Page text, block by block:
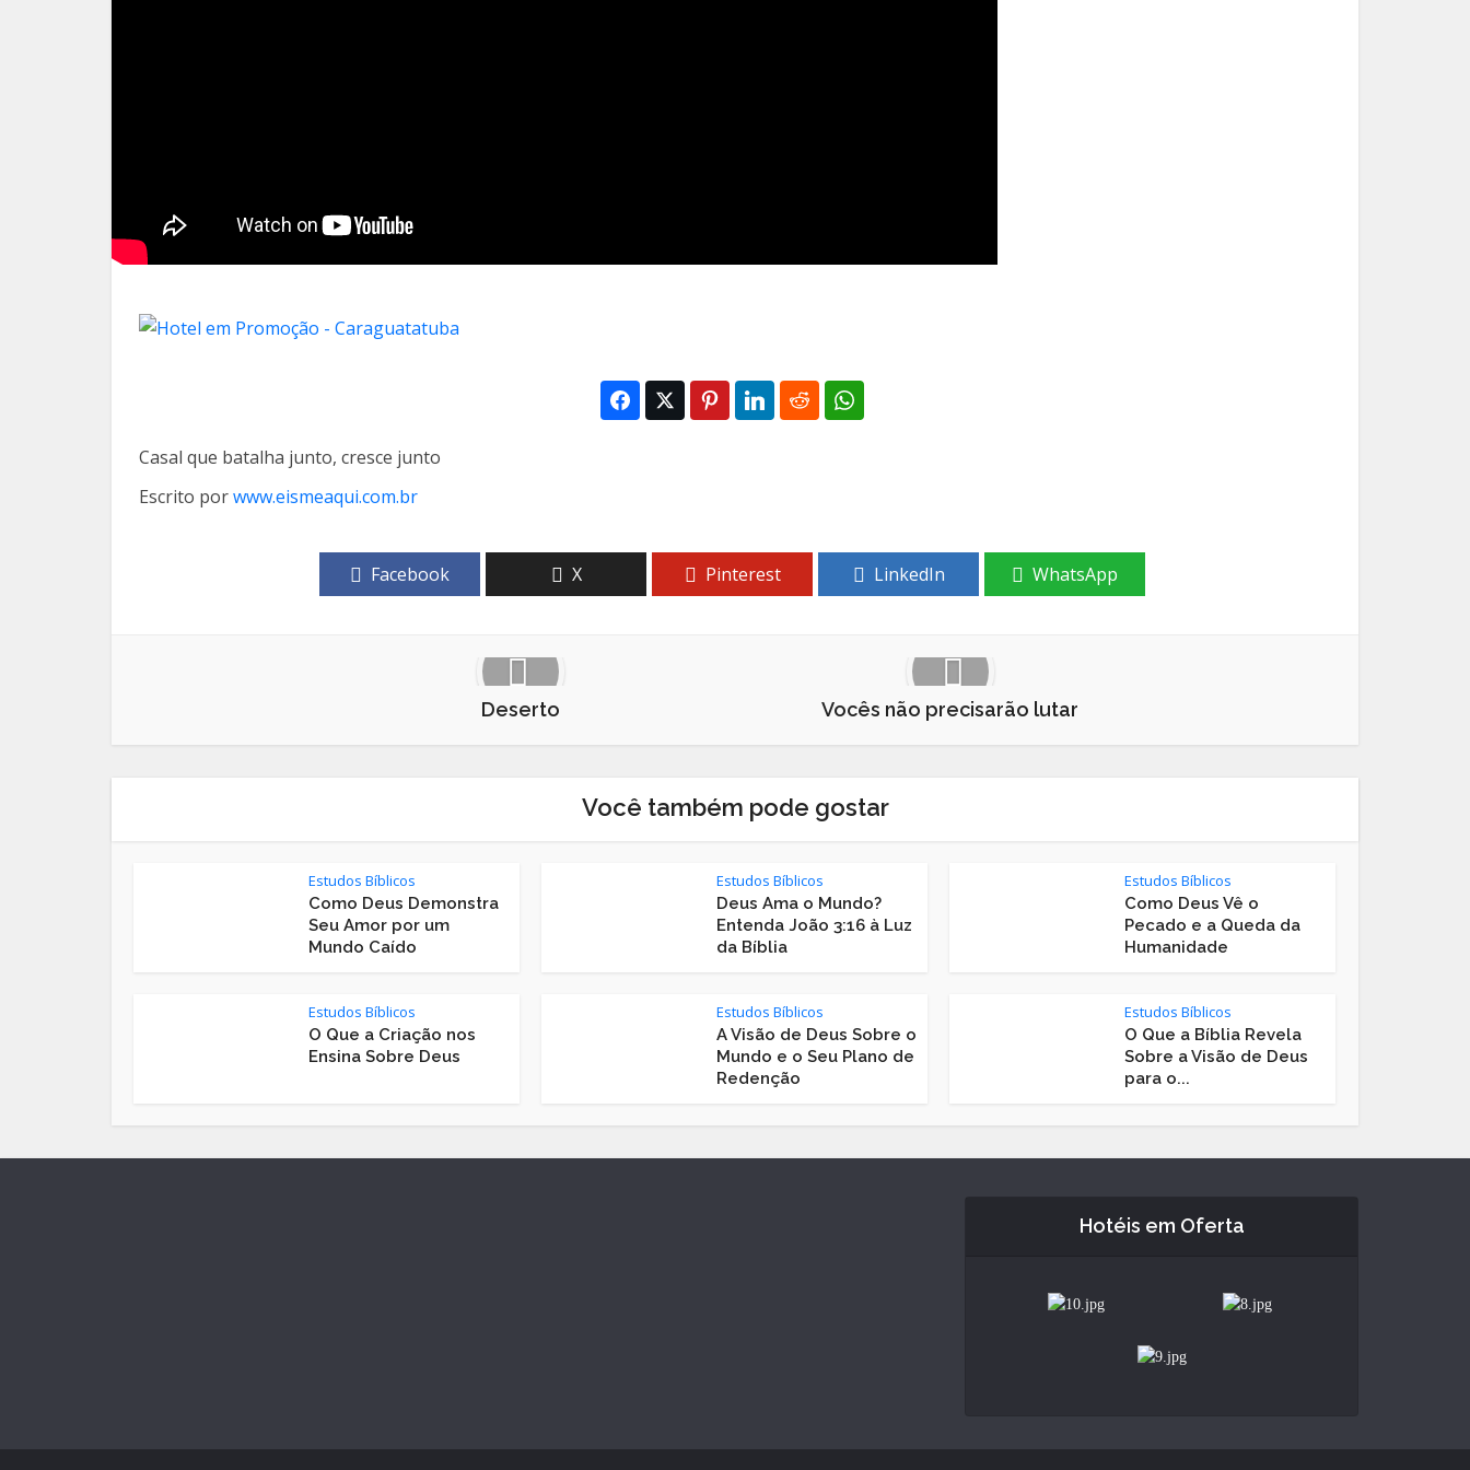
Casal que batalha junto, cresce junto
Escrito porwww.eismeaqui.com.br
Facebook X Pinterest LinkedIn WhatsApp
Deserto Vocês não precisarão lutar
Você também pode gostar
Estudos Bíblicos
Como Deus Demonstra
Seu Amor por um
Mundo Caído
Estudos Bíblicos
Deus Ama o Mundo?
Entenda João 3:16 à Luz
da Bíblia
Estudos Bíblicos
Como Deus Vê o
Pecado e a Queda da
Humanidade
Estudos Bíblicos
O Que a Criação nos
Ensina Sobre Deus
Estudos Bíblicos
A Visão de Deus Sobre o
Mundo e o Seu Plano de
Redenção
Estudos Bíblicos
O Que a Bíblia Revela
Sobre a Visão de Deus
para o...
Hotéis em Oferta